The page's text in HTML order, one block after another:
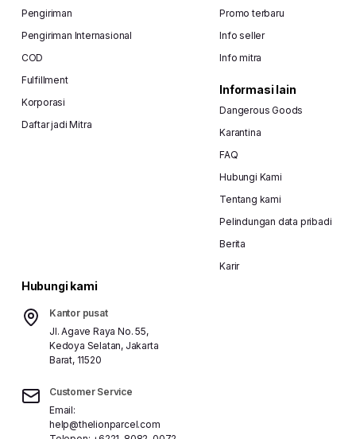
Pengiriman
Pengiriman Internasional
COD
Fulfillment
Korporasi
Daftar jadi Mitra
Promo terbaru
Info seller
Info mitra
Informasi lain
Dangerous Goods
Karantina
FAQ
Hubungi Kami
Tentang kami
Pelindungan data pribadi
Berita
Karir
Hubungi kami
Kantor pusat
Jl. Agave Raya No. 55,
Kedoya Selatan, Jakarta
Barat, 11520
Customer Service
Email:
help@thelionparcel.com